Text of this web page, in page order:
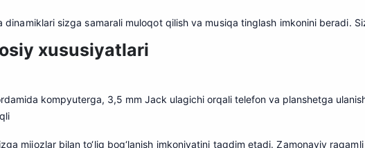
sizga samarali muloqot qilish va musiqa tinglash imkonini beradi.
xususiyatlari
kompyuterga, 3,5 mm Jack ulagichi orqali telefon va planshetga
mijozlar bilan to‘liq bog‘lanish imkoniyatini taqdim etadi. Zamonaviy